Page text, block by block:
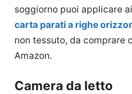
soggiorno puoi applicare
carta parati a righe
non tessuto, da comprare
Amazon.
Camera da letto